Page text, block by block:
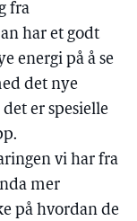
fra
har et godt
energi på å se
det nye
er spesielle
vi har fra
mer
på hvordan de